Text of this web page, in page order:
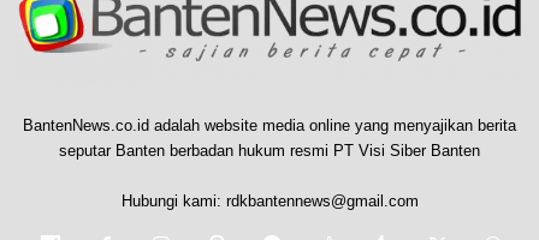
BantenNews.co.id adalah website media online yang menyajikan berita
seputar Banten berbadan hukum resmi PT Visi Siber Banten
Hubungi kami: rdkbantennews@gmail.com